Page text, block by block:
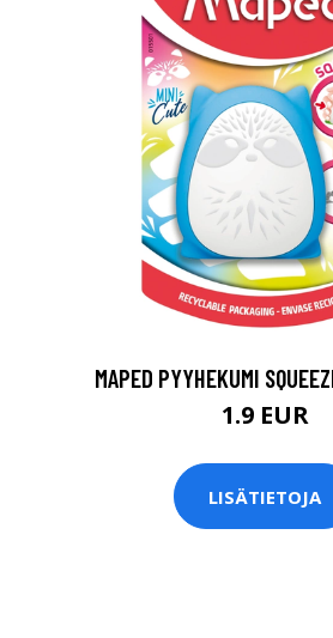
MAPED PYYHEKUMI
1.9 EUR
LISÄTIETOJA